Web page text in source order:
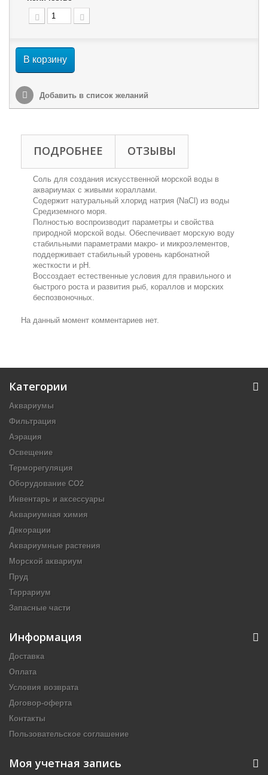
В корзину
Добавить в список желаний
ПОДРОБНЕЕ ОТЗЫВЫ
Соль для создания искусственной морской воды в
аквариумах с живыми кораллами.
Содержит натуральный хлорид натрия (NaCl) из воды
Средиземного моря.
Полностью воспроизводит параметры и свойства
природной морской воды. Обеспечивает морскую воду
стабильными параметрами макро- и микроэлементов,
поддерживает стабильный уровень карбонатной
жесткости и рН.
Воссоздает естественные условия для правильного и
быстрого роста и развития рыб, кораллов и морских
беспозвоночных.
На данный момент комментариев нет.
Категории
Аквариумы
Фильтрация
Аэрация
Освещение
Терморегуляция
Оборудование CO2
Инвентарь и аксессуары
Аквариумная химия
Декорации
Аквариумные растения
Морской аквариум
Пруд
Террариум
Запасные части
Информация
Доставка
Оплата
Условия возврата
Договор-оферта
Контакты
Пользовательское соглашение
Моя учетная запись